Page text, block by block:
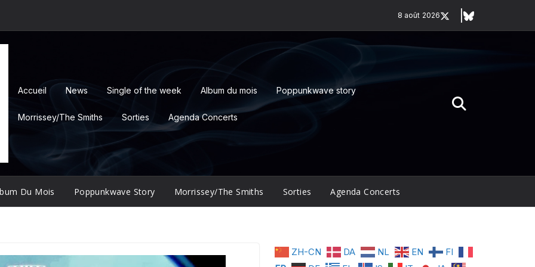
8 août 2026
Accueil News Single of the week Album du mois Poppunkwave story
Morrissey/The Smiths Sorties Agenda Concerts
Du Mois Poppunkwave Story Morrissey/The Smiths Sorties Agenda Concerts
ZH-CN DA NL EN
FI